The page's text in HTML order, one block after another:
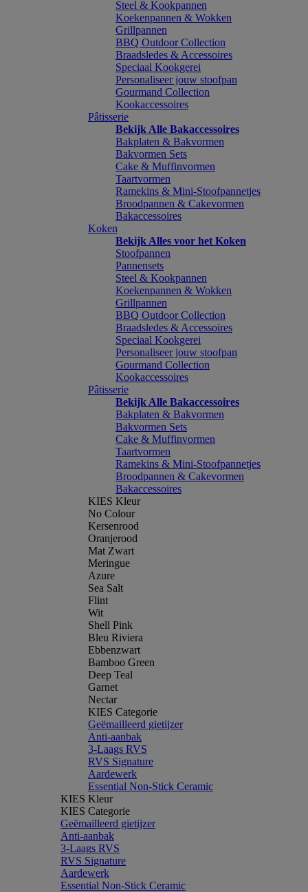
Steel & Kookpannen
Koekenpannen & Wokken
Grillpannen
BBQ Outdoor Collection
Braadsledes & Accessoires
Speciaal Kookgerei
Personaliseer jouw stoofpan
Gourmand Collection
Kookaccessoires
Pâtisserie
Bekijk Alle Bakaccessoires
Bakplaten & Bakvormen
Bakvormen Sets
Cake & Muffinvormen
Taartvormen
Ramekins & Mini-Stoofpannetjes
Broodpannen & Cakevormen
Bakaccessoires
Koken
Bekijk Alles voor het Koken
Stoofpannen
Pannensets
Steel & Kookpannen
Koekenpannen & Wokken
Grillpannen
BBQ Outdoor Collection
Braadsledes & Accessoires
Speciaal Kookgerei
Personaliseer jouw stoofpan
Gourmand Collection
Kookaccessoires
Pâtisserie
Bekijk Alle Bakaccessoires
Bakplaten & Bakvormen
Bakvormen Sets
Cake & Muffinvormen
Taartvormen
Ramekins & Mini-Stoofpannetjes
Broodpannen & Cakevormen
Bakaccessoires
KIES Kleur
No Colour
Kersenrood
Oranjerood
Mat Zwart
Meringue
Azure
Sea Salt
Flint
Wit
Shell Pink
Bleu Riviera
Ebbenzwart
Bamboo Green
Deep Teal
Garnet
Nectar
KIES Categorie
Geëmailleerd gietijzer
Anti-aanbak
3-Laags RVS
RVS Signature
Aardewerk
Essential Non-Stick Ceramic
KIES Kleur
KIES Categorie
Geëmailleerd gietijzer
Anti-aanbak
3-Laags RVS
RVS Signature
Aardewerk
Essential Non-Stick Ceramic